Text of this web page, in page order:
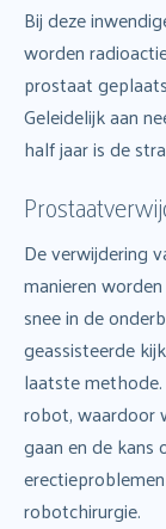
Bij deze
worden
prostaat
Geleidelijk aan
half jaar is de
De verwijdering
manieren
snee in de
geassisteerde
laatste
robot, waardoor
gaan en de kans
robotchirurgie.